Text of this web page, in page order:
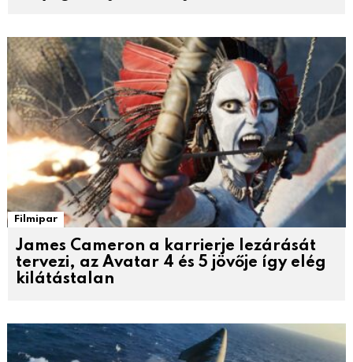
Filmipar
James Cameron a karrierje lezárását
tervezi, az Avatar 4 és 5 jövője így elég
kilátástalan